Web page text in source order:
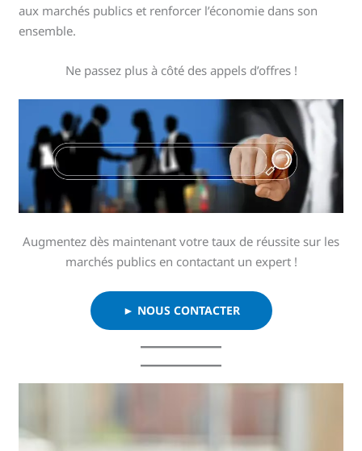
aux marchés publics et renforcer l’économie dans son
ensemble.
Ne passez plus à côté des appels d’offres !
Augmentez dès maintenant votre taux de réussite sur les
marchés publics en contactant un expert !
► NOUS CONTACTER